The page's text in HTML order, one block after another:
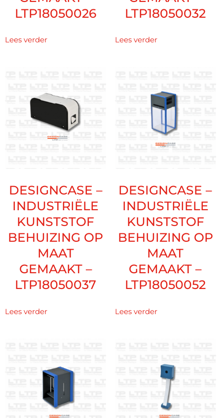
LTP18050026
Lees verder
LTP18050032
Lees verder
DESIGNCASE –
INDUSTRIËLE
KUNSTSTOF
BEHUIZING OP
MAAT
GEMAAKT –
LTP18050037
Lees verder
DESIGNCASE –
INDUSTRIËLE
KUNSTSTOF
BEHUIZING OP
MAAT
GEMAAKT –
LTP18050052
Lees verder